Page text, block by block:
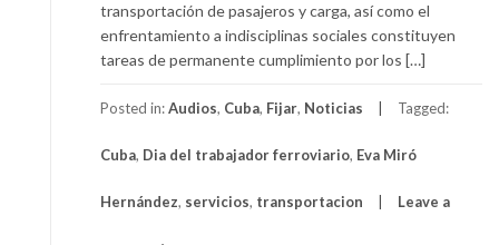
transportación de pasajeros y carga, así como el
enfrentamiento a indisciplinas sociales constituyen
tareas de permanente cumplimiento por los […]
Posted in:Audios, Cuba, Fijar, Noticias Tagged:
Cuba, Dia del trabajador ferroviario, Eva Miró
Hernández, servicios, transportacion Leave a